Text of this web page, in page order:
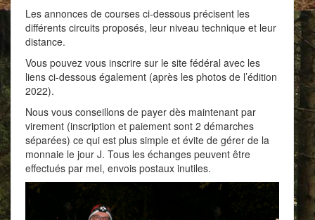
Les annonces de courses ci-dessous précisent les
différents circuits proposés, leur niveau technique et leur
distance.
Vous pouvez vous inscrire sur le site fédéral avec les
liens ci-dessous également (après les photos de l’édition
2022).
Nous vous conseillons de payer dès maintenant par
virement (inscription et paiement sont 2 démarches
séparées) ce qui est plus simple et évite de gérer de la
monnaie le jour J. Tous les échanges peuvent être
effectués par mel, envois postaux inutiles.